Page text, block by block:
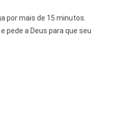
por mais de 15 minutos.
pede a Deus para que seu